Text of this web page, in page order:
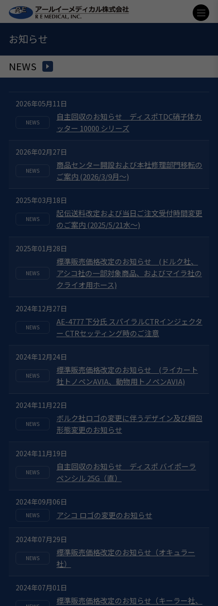
お知らせ
NEWS
2026年05月11日
自主回収のお知らせ ディスポTDC硝子体カ
ッター 10000 シリーズ
2026年02月27日
商品センター開設および本社修理部門移転の
ご案内 (2026/3/9月～)
2025年03月18日
起伝送料改定および当日ご注文受付時間変更
のご案内 (2025/5/21水～)
2025年01月28日
標準販売価格改定のお知らせ (ドルク社、
アシコ社の一部対象商品、およびマイラ社の
クライオ用ホース)
2024年12月27日
AE-4777 下分氏 スパイラルCTRインジェクタ
ー CTRセッティング時のご注意
2024年12月24日
標準販売価格改定のお知らせ (ライカート
社トノペンAVIA、動物用トノペンAVIA)
2024年11月22日
ボルク社ロゴの変更に伴うデザイン及び梱包
形態変更のお知らせ
2024年11月19日
自主回収のお知らせ ディスポ バイポーラ
ペンシル 25G（直）
2024年09月06日
アシコ ロゴの変更のお知らせ
2024年07月29日
標準販売価格改定のお知らせ（オキュラー
社）
2024年07月01日
標準販売価格改定のお知らせ（キーラー社、